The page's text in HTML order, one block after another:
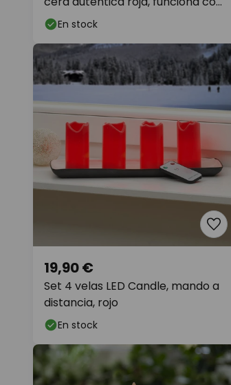
pilasEn stock
Set 4 velas LED Candle, mando a
distancia, rojo
19,90 €
En stock